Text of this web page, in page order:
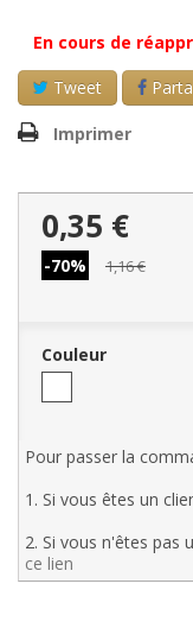
En cours de
Tweet
Imprimer
0,35 €
-70% 1,16 €
Couleur
Pour passer la
1. Si vous êtes un
2. Si vous n'êtes pas
ce lien